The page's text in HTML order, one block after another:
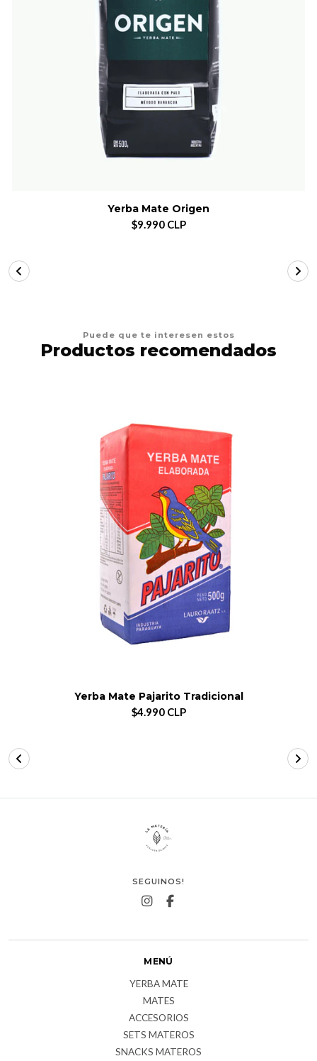
Yerba Mate Origen
$9.990 CLP
Puede que te interesen estos
Productos recomendados
Yerba Mate Pajarito Tradicional
$4.990 CLP
SEGUINOS!
MENÚ
YERBA MATE
MATES
ACCESORIOS
SETS MATEROS
SNACKS MATEROS